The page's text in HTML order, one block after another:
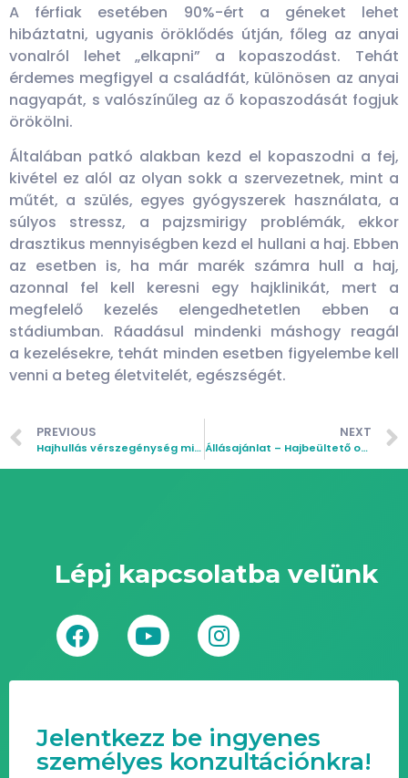
A férfiak esetében 90%-ért a géneket lehet
hibáztatni, ugyanis öröklődés útján, főleg az anyai
vonalról lehet „elkapni” a kopaszodást. Tehát
érdemes megfigyel a családfát, különösen az anyai
nagyapát, s valószínűleg az ő kopaszodását fogjuk
örökölni.
Általában patkó alakban kezd el kopaszodni a fej,
kivétel ez alól az olyan sokk a szervezetnek, mint a
műtét, a szülés, egyes gyógyszerek használata, a
súlyos stressz, a pajzsmirigy problémák, ekkor
drasztikus mennyiségben kezd el hullani a haj. Ebben
az esetben is, ha már marék számra hull a haj,
azonnal fel kell keresni egy hajklinikát, mert a
megfelelő kezelés elengedhetetlen ebben a
stádiumban. Ráadásul mindenki máshogy reagál
a kezelésekre, tehát minden esetben figyelembe kell
venni a beteg életvitelét, egészségét.
PREVIOUS
Hajhullás vérszegénység miatt?
NEXT
Állásajánlat – Hajbeültető orvos
Lépj kapcsolatba velünk
Jelentkezz be ingyenes
személyes konzultációnkra!